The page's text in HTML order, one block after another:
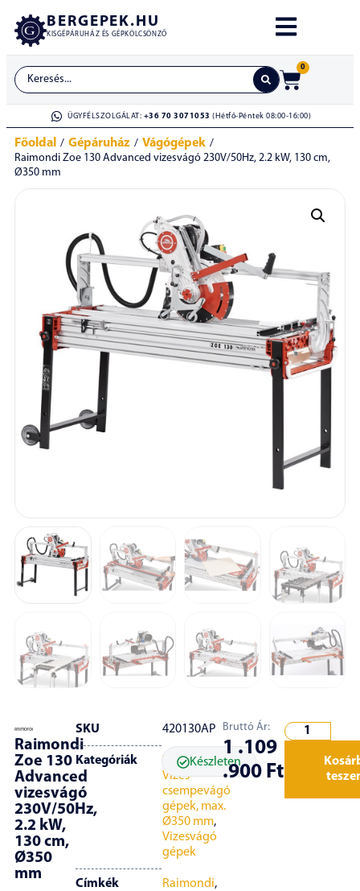
BERGEPEK.HU
KISGÉPÁRUHÁZ ÉS GÉPKÖLCSÖNZŐ
0
ÜGYFÉLSZOLGÁLAT: +36 70 3071053 (Hétfő-Péntek 08:00-16:00)
Főoldal / Gépáruház / Vágógépek /
Raimondi Zoe 130 Advanced vizesvágó 230V/50Hz, 2.2 kW, 130 cm,
Ø350 mm
Raimondi
Zoe 130
Advanced
vizesvágó
230V/50Hz,
2.2 kW,
130 cm,
Ø350
mm
SKU 420130AP
Kategóriák Vágógépek,
Vizes
csempevágó
gépek, max.
Ø350 mm,
Vizesvágó
gépek
Címkék Raimondi,
Készleten
Bruttó Ár:
1 .109
.900 Ft